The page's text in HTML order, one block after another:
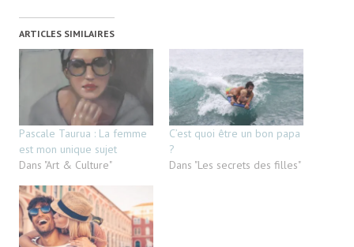
ARTICLES SIMILAIRES
Pascale Taurua : La femme
est mon unique sujet
Dans "Art & Culture"
C’est quoi être un bon papa
?
Dans "Les secrets des filles"